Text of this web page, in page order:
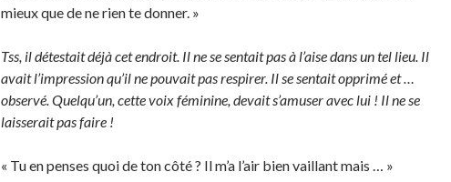
mieux que de ne rien te donner. »
Tss, il détestait déjà cet endroit. Il ne se sentait pas à l’aise dans un tel lieu. Il
avait l’impression qu’il ne pouvait pas respirer. Il se sentait opprimé et …
observé. Quelqu’un, cette voix féminine, devait s’amuser avec lui ! Il ne se
laisserait pas faire !
« Tu en penses quoi de ton côté ? Il m’a l’air bien vaillant mais … »